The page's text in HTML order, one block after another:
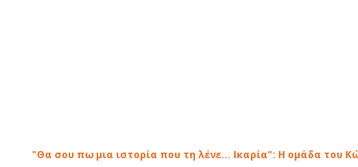
"Θα σου πω μια ιστορία που τη λένε... Ικαρία": Η ομάδα του